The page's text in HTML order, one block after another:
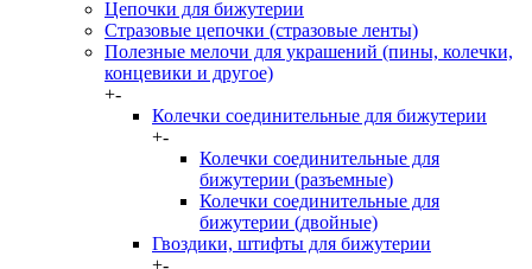
Цепочки для бижутерии
Стразовые цепочки (стразовые ленты)
Полезные мелочи для украшений (пины, колечки,
концевики и другое)
+-
Колечки соединительные для бижутерии
+-
Колечки соединительные для
бижутерии (разъемные)
Колечки соединительные для
бижутерии (двойные)
Гвоздики, штифты для бижутерии
+-